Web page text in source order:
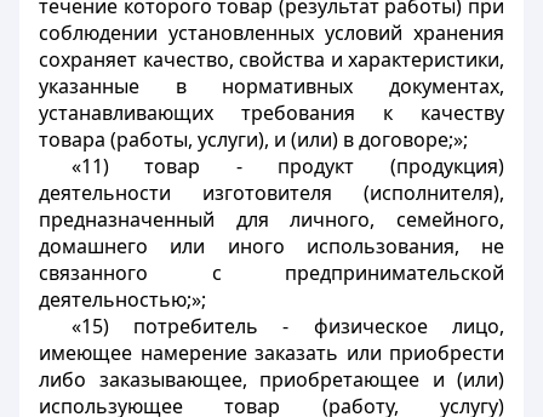
течение которого товар (результат работы) при
соблюдении установленных условий хранения
сохраняет качество, свойства и характеристики,
указанные в нормативных документах,
устанавливающих требования к качеству
товара (работы, услуги), и (или) в договоре;»;
«11) товар - продукт (продукция)
деятельности изготовителя (исполнителя),
предназначенный для личного, семейного,
домашнего или иного использования, не
связанного с предпринимательской
деятельностью;»;
«15) потребитель - физическое лицо,
имеющее намерение заказать или приобрести
либо заказывающее, приобретающее и (или)
использующее товар (работу, услугу)